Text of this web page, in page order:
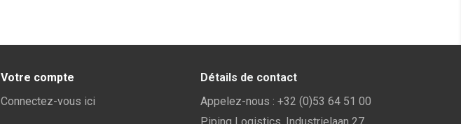
Votre compte
Connectez-vous ici
Détails de contact
Appelez-nous : +32 (0)53 64 51 00